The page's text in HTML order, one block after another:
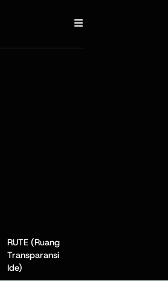
RUTE (Ruang
Transparansi
Ide)